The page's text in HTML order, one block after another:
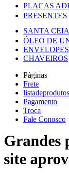
PLACAS
PRESENTES
SANTA CEIA
ÓLEO DE
CHAVEIROS
Páginas
Frete
Pagamento
Troca
Fale Conosco
Grandes
site